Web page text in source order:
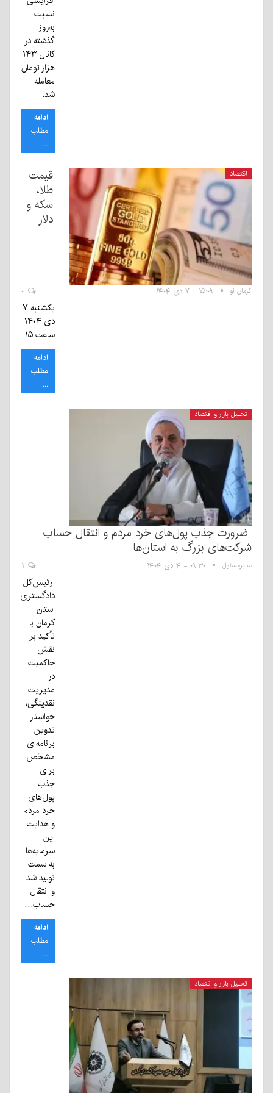
نسبت
به‌روز
گذشته در
کانال ۱۴۳
هزار تومان
معامله
شد.
ادامه
مطلب
...
اقتصاد
قیمت
طلا،
سکه و
دلار
کرمان نو ۱۵:۰۹ - ۷ دی ۱۴۰۴ ۰
یکشنبه ۷
دی ۱۴۰۴
ساعت ۱۵
ادامه
مطلب
...
تحلیل بازار و اقتصاد
ضرورت جذب پول‌های خرد مردم و انتقال حساب
شرکت‌های بزرگ به استان‌ها
مدیرمسئول ۰۹:۳۰ - ۴ دی ۱۴۰۴ ۱
رئیس‌کل
دادگستری
استان
کرمان با
تأکید بر
نقش
حاکمیت
در
مدیریت
نقدینگی،
خواستار
تدوین
برنامه‌ای
مشخص
برای
جذب
پول‌های
خرد مردم
و هدایت
این
سرمایه‌ها
به سمت
تولید شد
و انتقال
حساب…
ادامه
مطلب
...
تحلیل بازار و اقتصاد